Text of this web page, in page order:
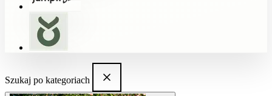
Szukaj po kategoriach